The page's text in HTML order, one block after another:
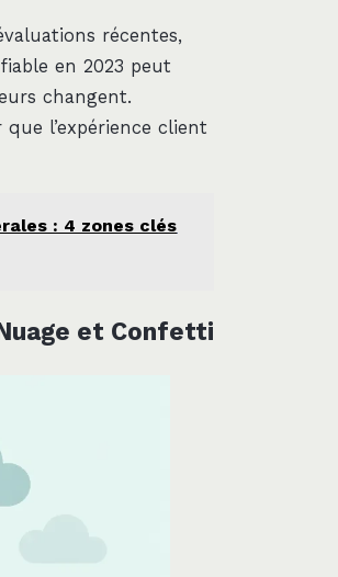
récentes,
en 2023 peut
changent.
l’expérience client
: 4 zones clés
et Confetti